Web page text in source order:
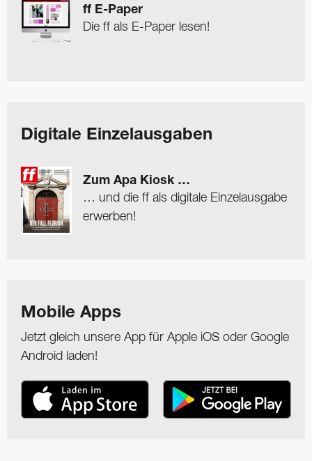
ff E-Paper
Die ff als E-Paper lesen!
Digitale Einzelausgaben
Zum Apa Kiosk …
… und die ff als digitale Einzelausgabe
erwerben!
Mobile Apps
Jetzt gleich unsere App für Apple iOS oder Google
Android laden!